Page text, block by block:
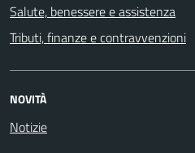
Salute, benessere e assistenza
Tributi, finanze e contravvenzioni
NOVITÀ
Notizie